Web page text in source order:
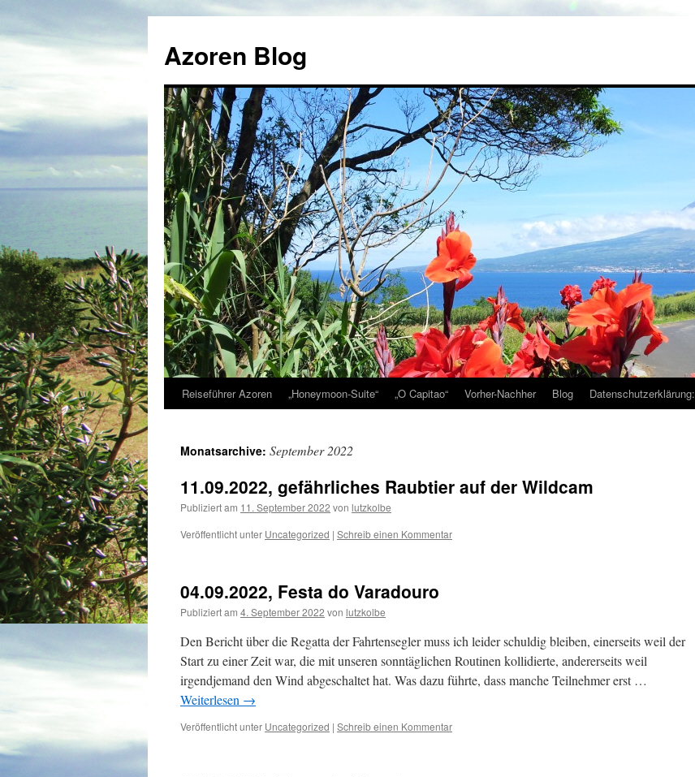
Azoren Blog
Zum
springen
Reiseführer Azoren „Honeymoon-Suite“ „O Capitao“ Vorher-Nachher Blog Datenschutzerklärung:
Monatsarchive: September 2022
11.09.2022, gefährliches Raubtier auf der Wildcam
Publiziert am 11. September 2022 von lutzkolbe
Veröffentlicht unter Uncategorized | Schreib einen Kommentar
04.09.2022, Festa do Varadouro
Publiziert am 4. September 2022 von lutzkolbe
Den Bericht über die Regatta der Fahrtensegler muss ich leider schuldig bleiben, einerseits weil der
Start zu einer Zeit war, die mit unseren sonntäglichen Routinen kollidierte, andererseits weil
irgendjemand den Wind abgeschaltet hat. Was dazu führte, dass manche Teilnehmer erst …
Weiterlesen →
Veröffentlicht unter Uncategorized | Schreib einen Kommentar